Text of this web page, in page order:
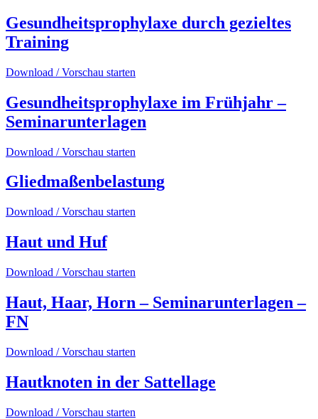
Gesundheitsprophylaxe durch gezieltes
Training
Download / Vorschau starten
Gesundheitsprophylaxe im Frühjahr –
Seminarunterlagen
Download / Vorschau starten
Gliedmaßenbelastung
Download / Vorschau starten
Haut und Huf
Download / Vorschau starten
Haut, Haar, Horn – Seminarunterlagen –
FN
Download / Vorschau starten
Hautknoten in der Sattellage
Download / Vorschau starten